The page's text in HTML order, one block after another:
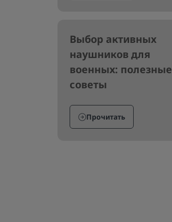
Выбор активных
наушников для
военных: полезные
советы
Прочитать